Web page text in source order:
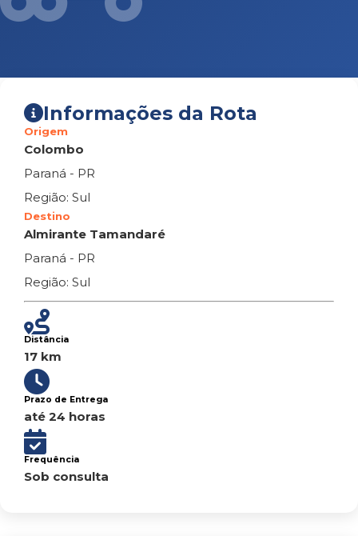
Informações da Rota
Origem
Colombo
Paraná - PR
Região: Sul
Destino
Almirante Tamandaré
Paraná - PR
Região: Sul
Distância
17 km
Prazo de Entrega
até 24 horas
Frequência
Sob consulta